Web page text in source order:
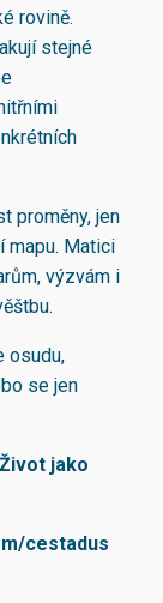
rovině.
stejné
proměny, jen
mapu. Matici
výzvám i
osudu,
se jen
jako
cestadus